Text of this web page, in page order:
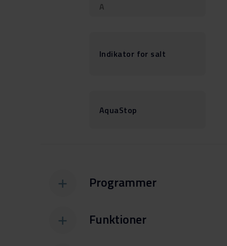
A
Indikator for salt
AquaStop
Programmer
Funktioner